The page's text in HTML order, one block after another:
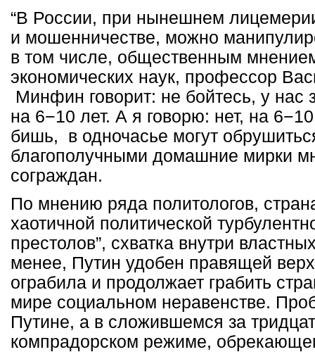
“В России, при нынешнем
и мошенничестве, можно
в том числе, общественным
экономических наук, профессор
Минфин говорит: не бойтесь, у нас
на 6−10 лет. А я говорю: нет, на
бишь, в одночасье могут
благополучными домашние мирки
сограждан.
По мнению ряда политологов,
хаотичной политической
престолов”, схватка внутри
менее, Путин удобен правящей
ограбила и продолжает грабить
мире социальном неравенстве.
Путине, а в сложившемся за
компрадорском режиме,